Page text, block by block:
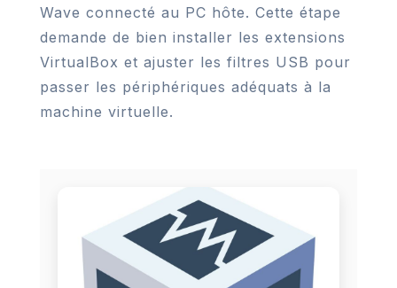
Wave connecté au PC hôte. Cette étape
demande de bien installer les extensions
VirtualBox et ajuster les filtres USB pour
passer les périphériques adéquats à la
machine virtuelle.